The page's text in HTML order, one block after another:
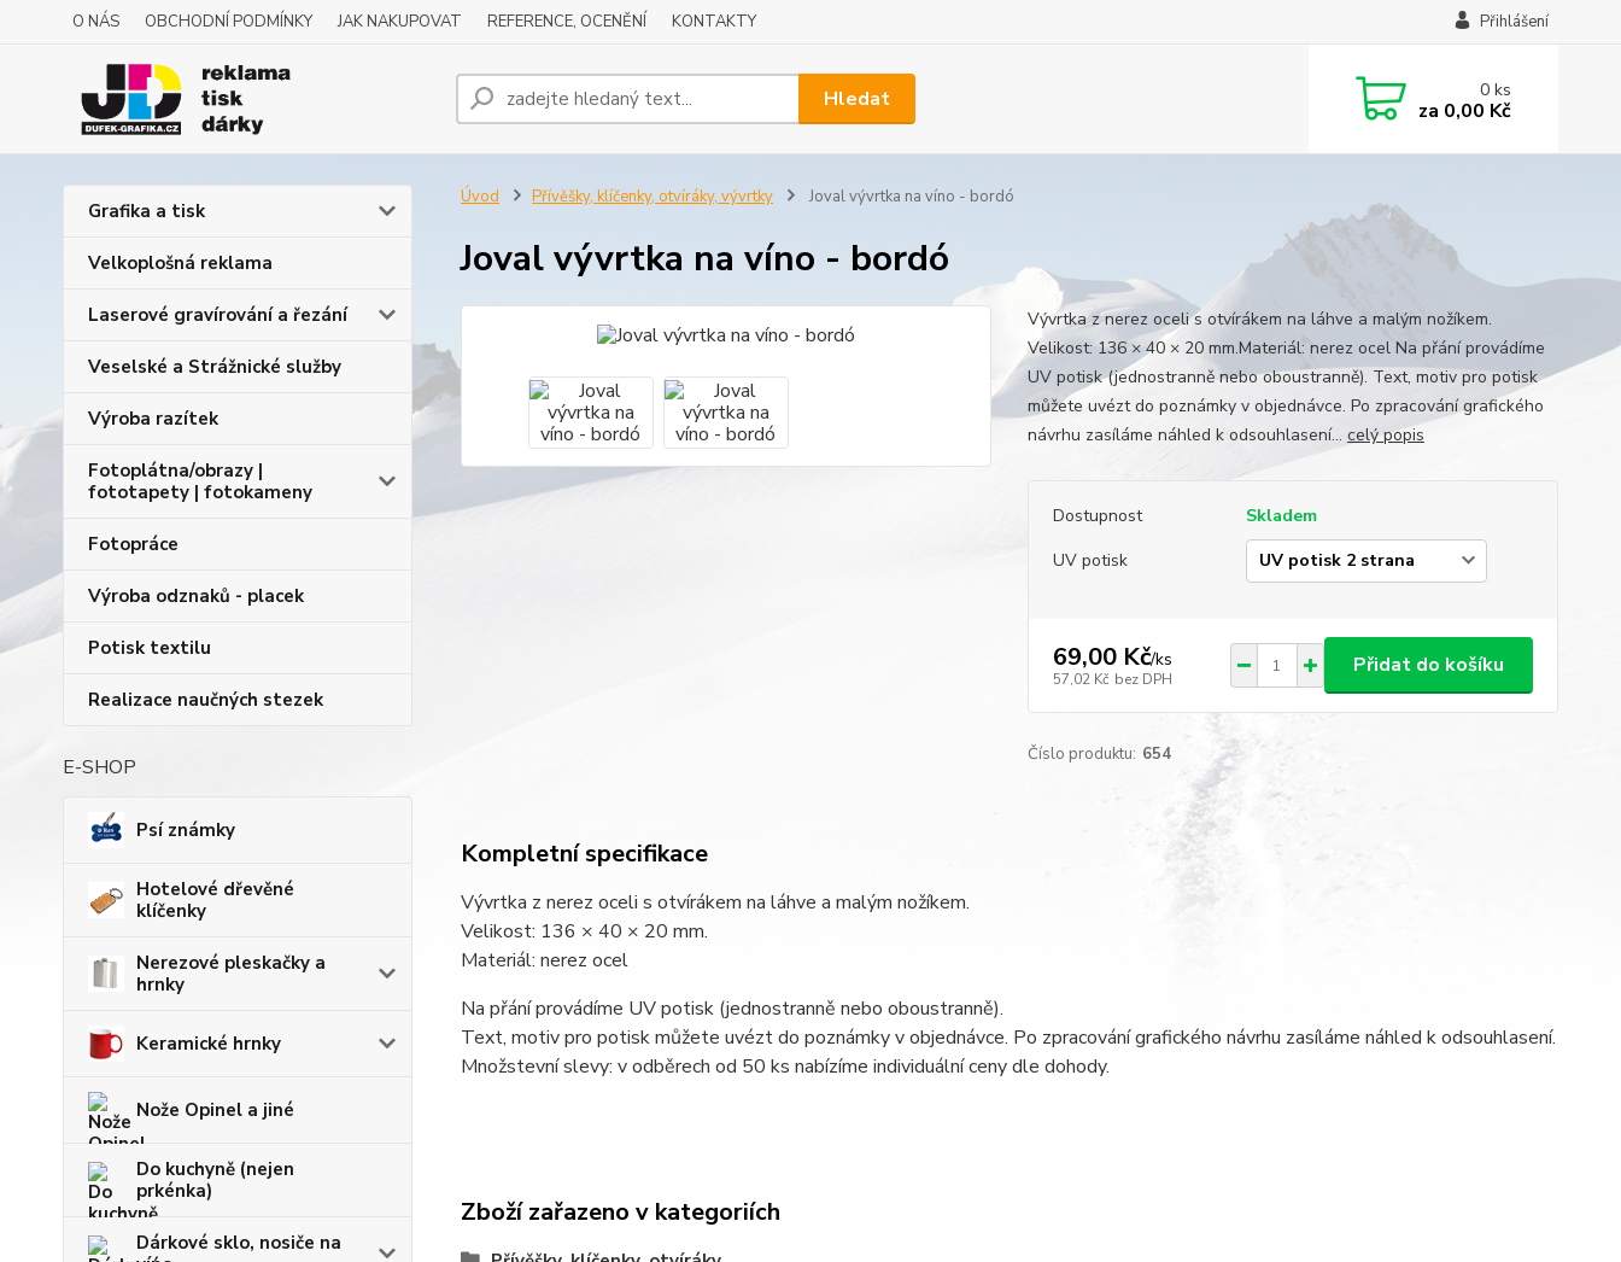
O NÁS OBCHODNÍ PODMÍNKY JAK NAKUPOVAT REFERENCE, OCENĚNÍ KONTAKTY Přihlášení
Hledat 0ks
za 0,00 Kč
Grafika a tisk
Velkoplošná reklama
Laserové gravírování a řezání
Veselské a Strážnické služby
Výroba razítek
Fotoplátna/obrazy |
fototapety | fotokameny
Fotopráce
Výroba odznaků - placek
Potisk textilu
Realizace naučných stezek
E-SHOP
Psí známky
Hotelové dřevěné
klíčenky
Nerezové pleskačky a
hrnky
Keramické hrnky
Nože Opinel a jiné
Do kuchyně (nejen
prkénka)
Dárkové sklo, nosiče na
Úvod Přívěšky, klíčenky, otvíráky, vývrtky Joval vývrtka na víno - bordó
Joval vývrtka na víno - bordó
Vývrtka z nerez oceli s otvírákem na láhve a malým nožíkem.
Velikost: 136 × 40 × 20 mm.Materiál: nerez ocel Na přání provádíme
UV potisk (jednostranně nebo oboustranně). Text, motiv pro potisk
můžete uvézt do poznámky v objednávce. Po zpracování grafického
návrhu zasíláme náhled k odsouhlasení... celý popis
Dostupnost
Skladem
UV potisk
69,00 Kč/ks
57,02 Kč bez DPH
Přidat do košíku
Číslo produktu: 654
Kompletní specifikace
Vývrtka z nerez oceli s otvírákem na láhve a malým nožíkem.
Velikost: 136 × 40 × 20 mm.
Materiál: nerez ocel
Na přání provádíme UV potisk (jednostranně nebo oboustranně).
Text, motiv pro potisk můžete uvézt do poznámky v objednávce. Po zpracování grafického návrhu zasíláme náhled k odsouhlasení.
Množstevní slevy: v odběrech od 50 ks nabízíme individuální ceny dle dohody.
Zboží zařazeno v kategoriích